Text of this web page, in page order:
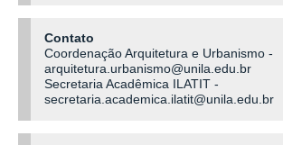
Contato
Coordenação Arquitetura e Urbanismo -
arquitetura.urbanismo@unila.edu.br
Secretaria Acadêmica ILATIT -
secretaria.academica.ilatit@unila.edu.br